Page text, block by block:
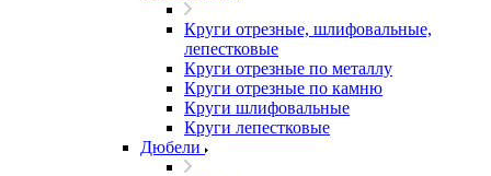
Круги отрезные, шлифовальные,
лепестковые
Круги отрезные по металлу
Круги отрезные по камню
Круги шлифовальные
Круги лепестковые
Дюбели